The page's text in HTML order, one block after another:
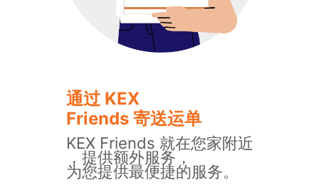
通过 KEX
Friends 寄送运单
KEX Friends 就在您家附近
，提供额外服务，
为您提供最便捷的服务。